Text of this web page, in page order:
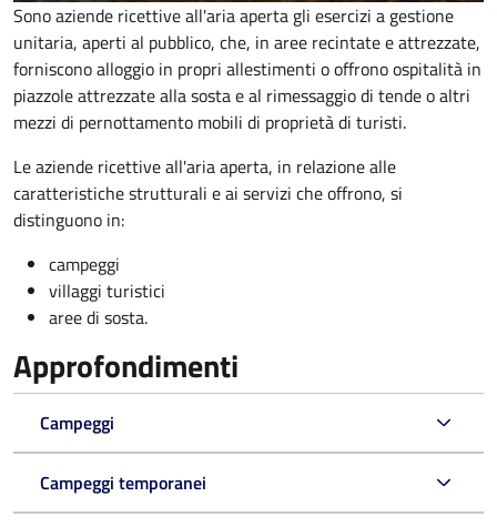
Sono aziende ricettive all'aria aperta gli esercizi a gestione
unitaria, aperti al pubblico, che, in aree recintate e attrezzate,
forniscono alloggio in propri allestimenti o offrono ospitalità in
piazzole attrezzate alla sosta e al rimessaggio di tende o altri
mezzi di pernottamento mobili di proprietà di turisti.
Le aziende ricettive all'aria aperta, in relazione alle
caratteristiche strutturali e ai servizi che offrono, si
distinguono in:
campeggi
villaggi turistici
aree di sosta.
Approfondimenti
Campeggi
Campeggi temporanei